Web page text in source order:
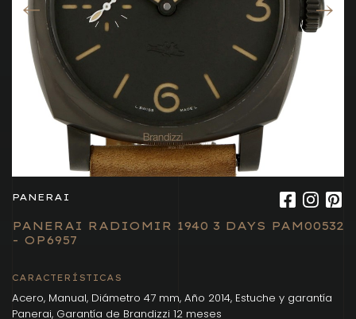
PANERAI
PANERAI RADIOMIR 1940 3 DAYS PAM00532
- OP6957
CARACTERÍSTICAS
Acero, Manual, Diámetro 47 mm, Año 2014, Estuche y garantía
Panerai, Garantía de Brandizzi 12 meses